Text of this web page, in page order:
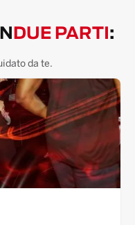
DUE PARTI :
da te.